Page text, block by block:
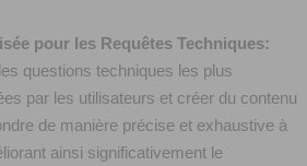
pour les Requêtes Techniques:
questions techniques les plus
par les utilisateurs et créer du contenu
de manière précise et exhaustive à
ainsi significativement le